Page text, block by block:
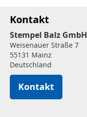
Kontakt
Stempel Balz GmbH
Weisenauer Straße 7
55131 Mainz
Deutschland
Kontakt